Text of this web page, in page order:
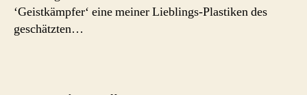
‘Geistkämpfer‘ eine meiner Lieblings-Plastiken des
geschätzten…